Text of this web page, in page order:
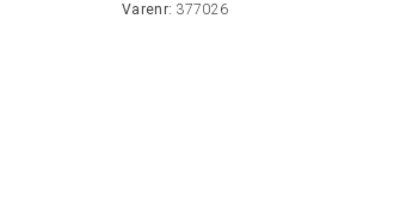
Varenr: 377026